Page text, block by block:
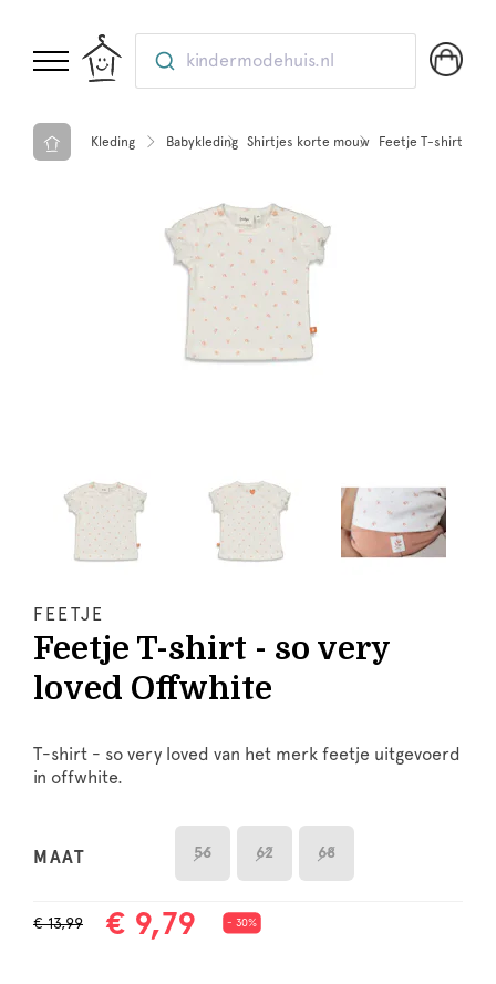
kindermodehuis.nl
Kleding Babykleding Shirtjes korte mouw Feetje T-shirt - so
FEETJE
Feetje T-shirt - so very
loved Offwhite
T-shirt - so very loved van het merk feetje uitgevoerd
in offwhite.
MAAT 56 62 68
€ 13,99 € 9,79 - 30%